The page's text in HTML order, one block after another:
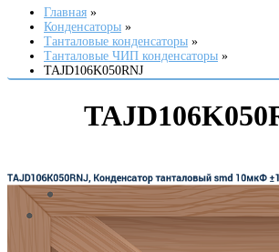
Главная
Конденсаторы
Танталовые конденсаторы
Танталовые ЧИП конденсаторы
TAJD106K050RNJ